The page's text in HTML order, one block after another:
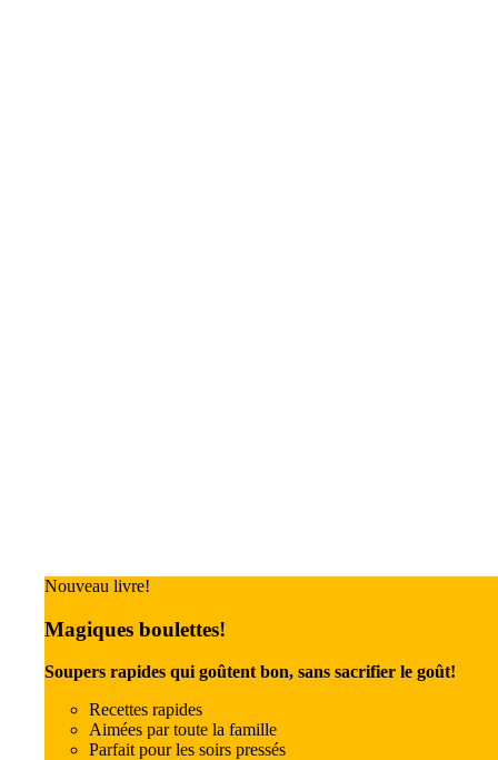
Nouveau livre!
Magiques boulettes!
Soupers rapides qui goûtent bon, sans sacrifier le goût!
Recettes rapides
Aimées par toute la famille
Parfait pour les soirs pressés